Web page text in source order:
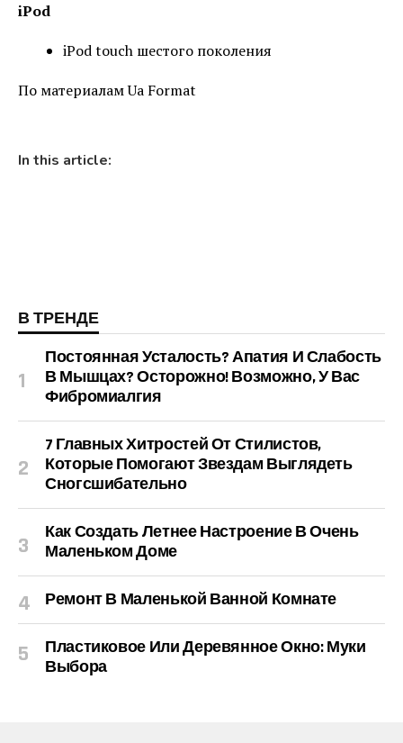
iPod
iPod touch шестого поколения
По материалам Ua Format
In this article:
В ТРЕНДЕ
Постоянная Усталость? Апатия И Слабость
В Мышцах? Осторожно! Возможно, У Вас
Фибромиалгия
7 Главных Хитростей От Стилистов,
Которые Помогают Звездам Выглядеть
Сногсшибательно
Как Создать Летнее Настроение В Очень
Маленьком Доме
Ремонт В Маленькой Ванной Комнате
Пластиковое Или Деревянное Окно: Муки
Выбора